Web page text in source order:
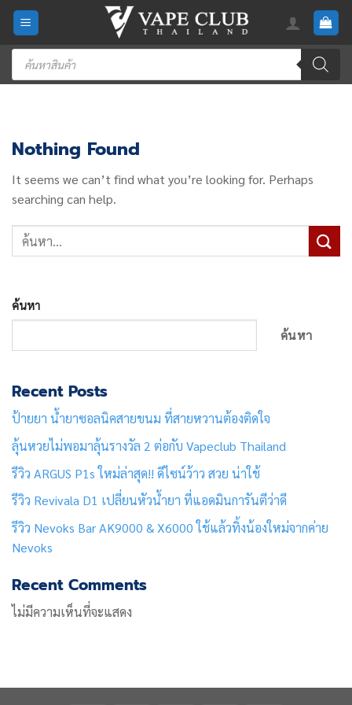
Skip
content
Products
search
Nothing Found
It seems we can’t find what you’re looking for. Perhaps
searching can help.
ค้นหา
ค้นหา
Recent Posts
ป้ายยา น้ำยาซอลนิคสายขนม ที่สายหวานต้องติดใจ
ลุ้นหวยไม่พอมาลุ้นรางวัล 2 ต่อกับ Vapeclub Thailand
รีวิว ARGUS P1s ใหม่ล่าสุด!! ดีไซน์ว้าว สวย น่าใช้
รีวิว Revivala D1 เปลี่ยนหัวน้ำยา ที่แอดมินการันตีว่าดี
รีวิว Nevoks Bar AK9000 & X6000 ใช้แล้วทิ้งน้องใหม่จากค่าย
Nevoks
Recent Comments
ไม่มีความเห็นที่จะแสดง